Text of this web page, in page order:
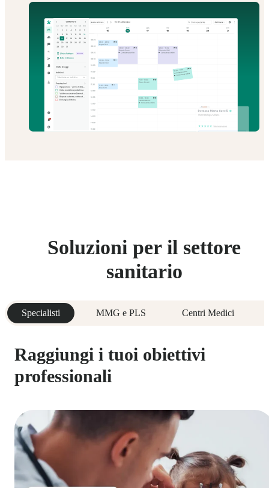
Soluzioni per il settore
sanitario
Specialisti MMG e PLS Centri Medici
Raggiungi i tuoi obiettivi
professionali